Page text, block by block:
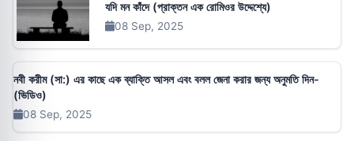
যদি মন কাঁদে (প্রাক্তন এক রোমিওর উদ্দেশ্যে)
08 Sep, 2025
নবী করীম (সা:) এর কাছে এক ব্যাক্তি আসল এবং বলল জেনা করার জন্য অনুমতি দিন-
(ভিডিও)
08 Sep, 2025